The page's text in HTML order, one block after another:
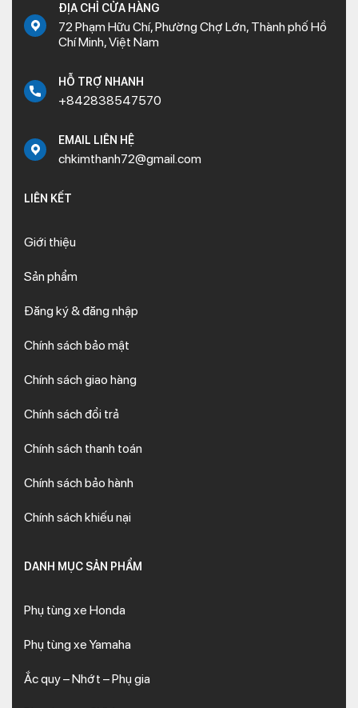
ĐỊA CHỈ CỬA HÀNG
72 Phạm Hữu Chí, Phường Chợ Lớn, Thành phố Hồ
Chí Minh, Việt Nam
HỖ TRỢ NHANH
+842838547570
EMAIL LIÊN HỆ
chkimthanh72@gmail.com
LIÊN KẾT
Giới thiệu
Sản phẩm
Đăng ký & đăng nhập
Chính sách bảo mật
Chính sách giao hàng
Chính sách đổi trả
Chính sách thanh toán
Chính sách bảo hành
Chính sách khiếu nại
DANH MỤC SẢN PHẨM
Phụ tùng xe Honda
Phụ tùng xe Yamaha
Ắc quy – Nhớt – Phụ gia